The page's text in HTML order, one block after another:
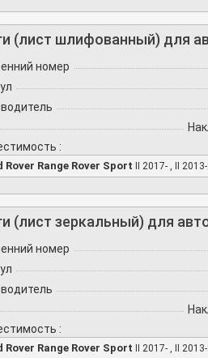
(лист шлифованный) для
номер
:
Rover Range Rover Sport II 2017- , II
(лист зеркальный) для
номер
:
Rover Range Rover Sport II 2017- , II